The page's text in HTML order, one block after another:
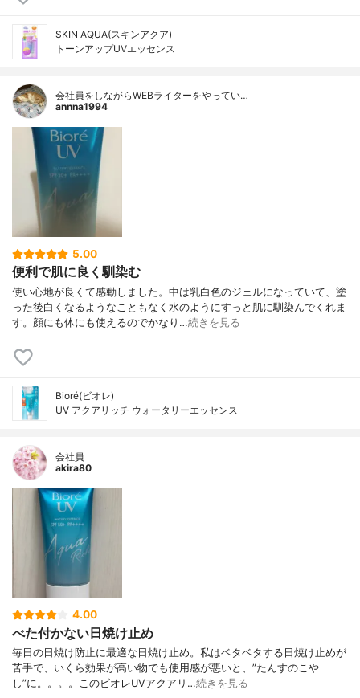
SKIN AQUA(スキンアクア)
トーンアップUVエッセンス
会社員をしながらWEBライターをやってい…
annna1994
5.00
便利で肌に良く馴染む
使い心地が良くて感動しました。中は乳白色のジェルになっていて、塗
った後白くなるようなこともなく水のようにすっと肌に馴染んでくれま
す。顔にも体にも使えるのでかなり…続きを見る
Bioré(ビオレ)
UV アクアリッチ ウォータリーエッセンス
会社員
akira80
4.00
べた付かない日焼け止め
毎日の日焼け防止に最適な日焼け止め。私はベタベタする日焼け止めが
苦手で、いくら効果が高い物でも使用感が悪いと、”たんすのこや
し”に。。。。このビオレUVアクアリ…続きを見る